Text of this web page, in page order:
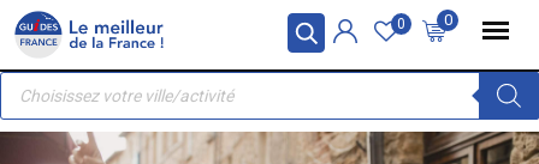
Panneau de gestion des cookies
Skip
content
0
0
Recherche
produits